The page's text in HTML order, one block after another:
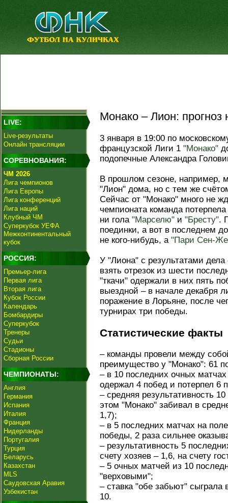
LIVE:
Live-результаты
Онлайн трансляции
СОРЕВНОВАНИЯ:
ЧМ 2026
Лига чемпионов
Лига Европы
Лига конференций
Лига наций
Клубный ЧМ
Суперкубок УЕФА
Межконтинентальный
кубок
РОССИЯ:
Премьер-лига
Первая лига
Вторая лига
Кубок России
Календарь
Бомбардиры
Суперкубок
Тренеры
Судьи
Стадионы
Сборная России
ЧЕМПИОНАТЫ:
Англия
Германия
Испания
Италия
Франция
Нидерланды
Португалия
Турция
Беларусь
Казахстан
MLS
Саудовская Аравия
Узбекистан
Монако – Лион: прогноз
3 января в 19:00 по
французской Лиги 1 "Монако"
подопечные Александра
В прошлом сезоне, например,
"Лион" дома, но с тем же
Сейчас от "Монако" много не
чемпионата команда
ни гола "Марселю" и "Бресту".
поединки, а вот в последнем
не кого-нибудь, а "Пари Сен-
У "Лиона" с результатами
взять отрезок из шести
"ткачи" одержали в них пять
выездной – в начале декабря
поражение в Лорьяне, после
турнирах три победы.
Статистические факты
– команды провели между
преимущество у "Монако": 61
– в 10 последних очных
одержал 4 побед и потерпел 6
– средняя результативность
этом "Монако" забивал в
1,7);
– в 5 последних матчах на
победы, 2 раза сильнее
– результативность 5
счету хозяев – 1,6, на счету
– 5 очных матчей из 10
"верховыми";
– ставка "обе забьют"
10.